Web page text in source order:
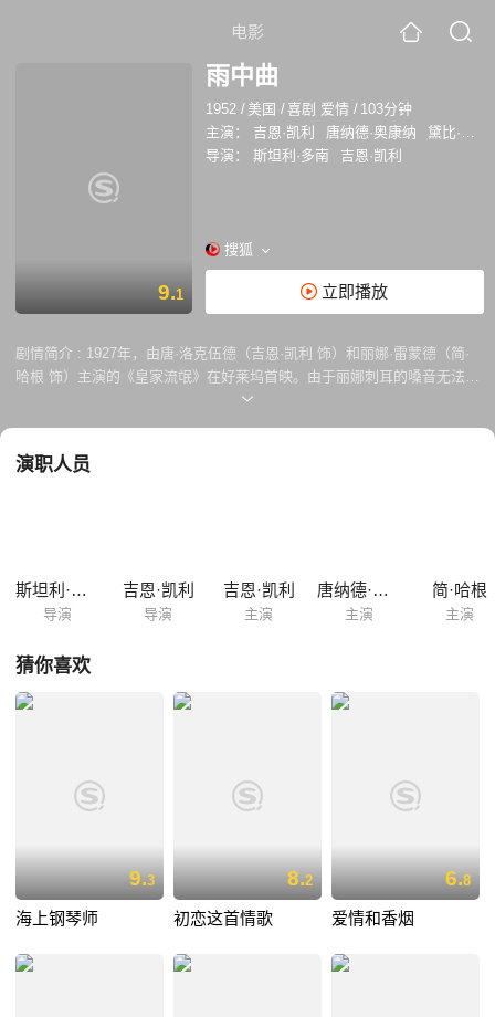
电影
9.1
雨中曲
1952 / 美国 /喜剧 爱情 / 103分钟
主演：
吉恩·凯利 唐纳德·奥康纳
黛比·雷诺斯
导演：
斯坦利·多南 吉恩·凯利
搜狐
立即播放
剧情简介 : 1927年，由唐·洛克伍德（吉恩·凯利 饰）和丽娜·雷蒙德（简·
哈根 饰）主演的《皇家流氓》在好莱坞首映。由于丽娜刺耳的嗓音无法匹
配其夺目的外貌，为了维护明星形象，宣传部只得安排唐一人讲话。首映
并被其深深吸引。数周后，首部有声电影《爵士歌手》爆红，唐与丽娜的
演职人员
斯坦利·多南
导演
吉恩·凯利
导演
吉恩·凯利
主演
唐纳德·奥康纳
主演
简·哈根
主演
猜你喜欢
9.3
海上钢琴师
8.2
初恋这首情歌
6.8
爱情和香烟